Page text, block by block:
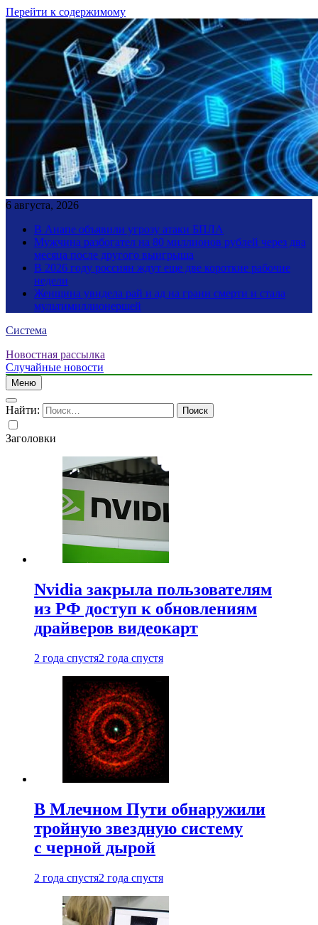
Перейти к содержимому
6 августа, 2026
В Анапе объявили угрозу атаки БПЛА
Мужчина разбогател на 80 миллионов рублей через два
месяца после другого выигрыша
В 2026 году россиян ждут еще две короткие рабочие
недели
Женщина увидела рай и ад на грани смерти и стала
мультимиллионершей
Система
Новостная рассылка
Случайные новости
Меню
Найти:
Заголовки
Nvidia закрыла пользователям
из РФ доступ к обновлениям
драйверов видеокарт
2 года спустя2 года спустя
В Млечном Пути обнаружили
тройную звездную систему
с черной дырой
2 года спустя2 года спустя